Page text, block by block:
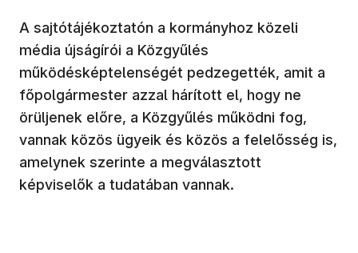
A sajtótájékoztatón a kormányhoz közeli
média újságírói a Közgyűlés
működésképtelenségét pedzegették, amit a
főpolgármester azzal hárított el, hogy ne
örüljenek előre, a Közgyűlés működni fog,
vannak közös ügyeik és közös a felelősség is,
amelynek szerinte a megválasztott
képviselők a tudatában vannak.